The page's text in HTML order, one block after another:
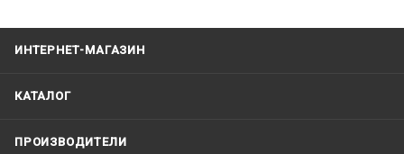
ИНТЕРНЕТ-МАГАЗИН
КАТАЛОГ
ПРОИЗВОДИТЕЛИ